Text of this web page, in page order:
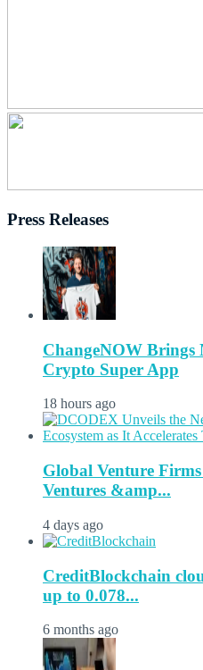
Press Releases
ChangeNOW
Crypto Super App
18 hours ago
Global Venture
Ventures &amp...
4 days ago
CreditBlockchain
up to 0.078...
6 months ago